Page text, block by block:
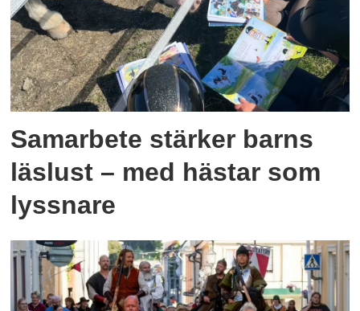
Samarbete stärker barns
läslust – med hästar som
lyssnare